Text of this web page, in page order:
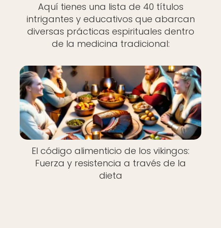
Aquí tienes una lista de 40 títulos
intrigantes y educativos que abarcan
diversas prácticas espirituales dentro
de la medicina tradicional:
El código alimenticio de los vikingos:
Fuerza y resistencia a través de la
dieta